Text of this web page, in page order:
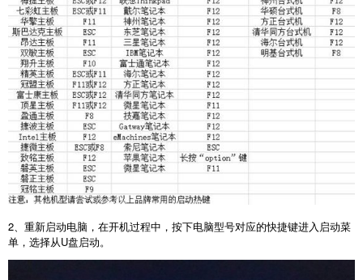
2、重新启动电脑，在开机过程中，按下电脑型号对应的快捷键进入启动菜
单，选择从U盘启动。